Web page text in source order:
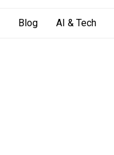
Blog AI & Tech